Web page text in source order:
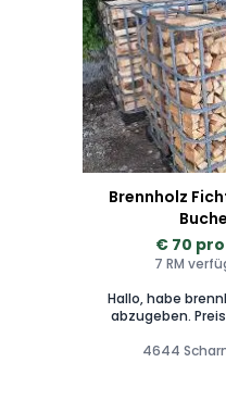
Brennholz
Buche
€ 70 pro
7 RM
Hallo, habe
abzugeben.
gerne
4644